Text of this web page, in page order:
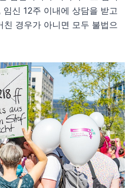
신 12주 이내에 상담을 받고
친 경우가 아니면 모두 불법으